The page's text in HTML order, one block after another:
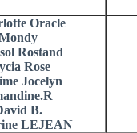
Oracle
Rostand
Rose
Jocelyn
B.
LEJEAN